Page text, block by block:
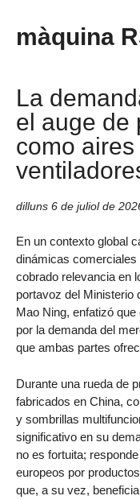
màquina
La
el auge de
como
dilluns 6 de juliol de
En un contexto global
dinámicas comerciales
cobrado relevancia en
portavoz del Ministerio
Mao Ning, enfatizó
por la demanda del
que ambas partes
Durante una rueda de
fabricados en China,
y sombrillas
significativo en su
no es fortuita;
europeos por
que, a su vez,